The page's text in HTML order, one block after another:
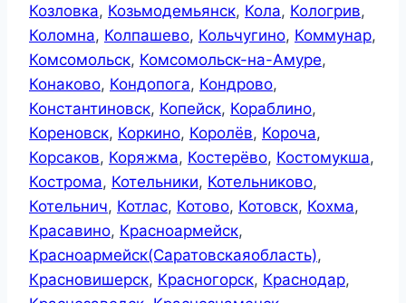
Козловка, Козьмодемьянск, Кола, Кологрив,
Коломна, Колпашево, Кольчугино, Коммунар,
Комсомольск, Комсомольск-на-Амуре,
Конаково, Кондопога, Кондрово,
Константиновск, Копейск, Кораблино,
Кореновск, Коркино, Королёв, Короча,
Корсаков, Коряжма, Костерёво, Костомукша,
Кострома, Котельники, Котельниково,
Котельнич, Котлас, Котово, Котовск, Кохма,
Красавино, Красноармейск,
Красноармейск(Саратовскаяобласть),
Красновишерск, Красногорск, Краснодар,